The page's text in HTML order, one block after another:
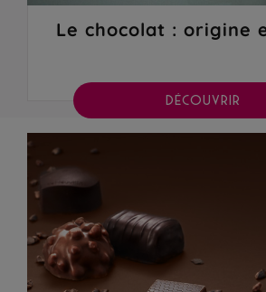
Le chocolat : origine
DÉCOUVRIR